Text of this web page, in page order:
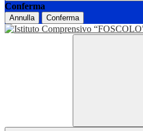
Conferma
Annulla Conferma